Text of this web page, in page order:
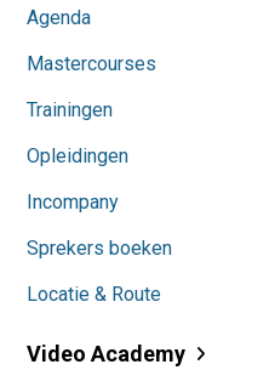
Agenda
Mastercourses
Trainingen
Opleidingen
Incompany
Sprekers boeken
Locatie & Route
Video Academy